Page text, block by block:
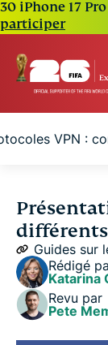
30 iPhone 17
participer
VPN :
En quoi
Face-à-face
différents
Guides sur
Rédigé
Katarina
Revu par
Pete